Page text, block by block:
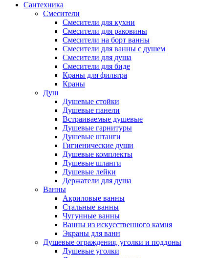
Сантехника
Смесители
Смесители для кухни
Смесители для раковины
Смесители на борт ванны
Смесители для ванны с душем
Смесители для душа
Смесители для биде
Краны для фильтра
Краны
Душ
Душевые стойки
Душевые панели
Встраиваемые душевые
Душевые гарнитуры
Душевые штанги
Гигиенические души
Душевые комплекты
Душевые шланги
Душевые лейки
Держатели для душа
Ванны
Акриловые ванны
Стальные ванны
Чугунные ванны
Ванны из искусственного камня
Экраны для ванн
Душевые ограждения, уголки и поддоны
Душевые уголки